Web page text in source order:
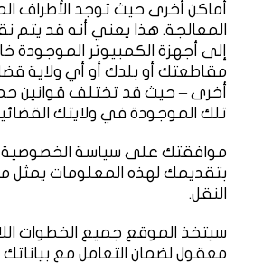
أماكن أخرى حيث توجد الأطراف
المعالجة. هذا يعني أنه قد يتم
إلى أجهزة الكمبيوتر الموجودة
مقاطعتك أو بلدك أو أي ولاية
أخرى – حيث قد تختلف قوانين
تلك الموجودة في ولايتك
موافقتك على سياسة
بتقديمك لهذه المعلومات يمثل
النقل.
سيتخذ الموقع جميع الخطوات
معقول لضمان التعامل مع